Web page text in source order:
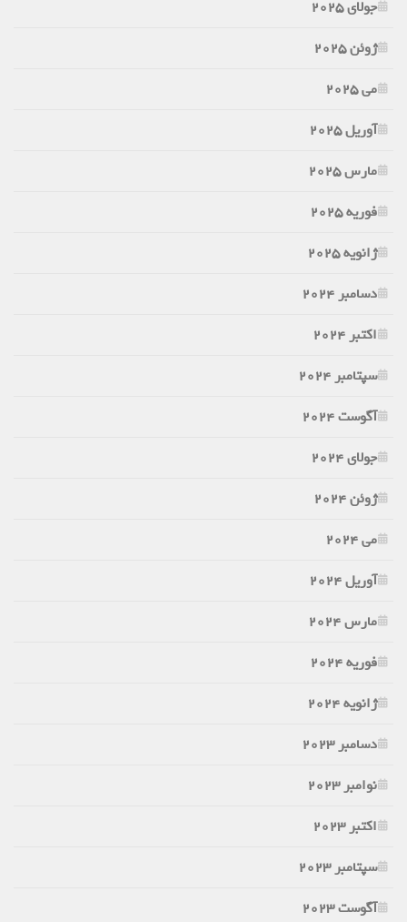
جولای 2025
ژوئن 2025
می 2025
آوریل 2025
مارس 2025
فوریه 2025
ژانویه 2025
دسامبر 2024
اکتبر 2024
سپتامبر 2024
آگوست 2024
جولای 2024
ژوئن 2024
می 2024
آوریل 2024
مارس 2024
فوریه 2024
ژانویه 2024
دسامبر 2023
نوامبر 2023
اکتبر 2023
سپتامبر 2023
آگوست 2023